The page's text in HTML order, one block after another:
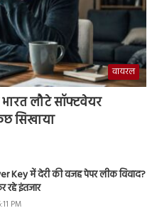
वायरल
लौटे सॉफ्टवेयर
सिखाया
Key में देरी की वजह पेपर लीक विवाद?
रहे इंतजार
PM